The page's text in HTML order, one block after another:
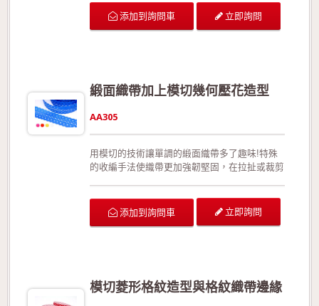
反面之分。 可供廣泛運用在生日派對的佈置、
添加到詢問車 立即詢問
緞面織帶加上模切幾何壓花造型
AA305
用模切的技術讓單調的緞面織帶多了趣味!特殊
的收編手法使織帶更加強韌堅固，在拉扯或裁剪
與反面之分。 可供廣泛運用在生日派對的佈
添加到詢問車 立即詢問
模切菱形格紋造型與格紋織帶邊緣